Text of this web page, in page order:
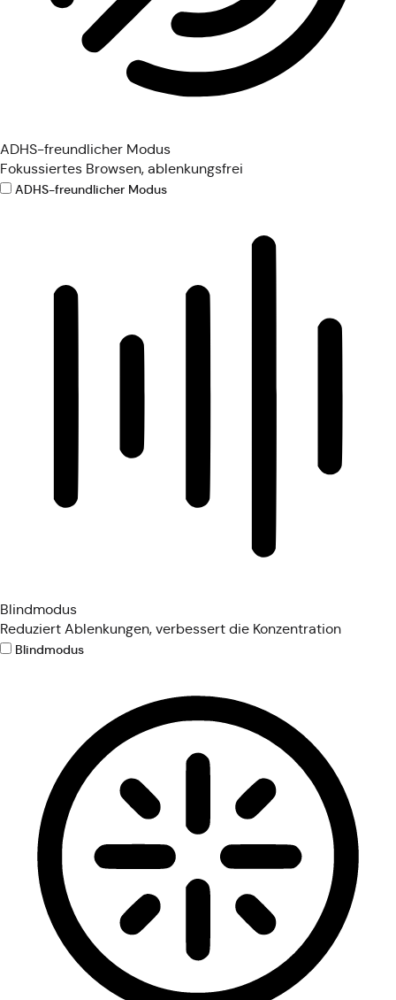
ADHS-freundlicher Modus
Fokussiertes Browsen, ablenkungsfrei
ADHS-freundlicher Modus
Blindmodus
Reduziert Ablenkungen, verbessert die Konzentration
Blindmodus